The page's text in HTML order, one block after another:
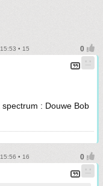
• 15
: Douwe Bob
• 16